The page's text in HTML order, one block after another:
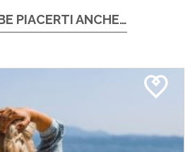
PIACERTI ANCHE…